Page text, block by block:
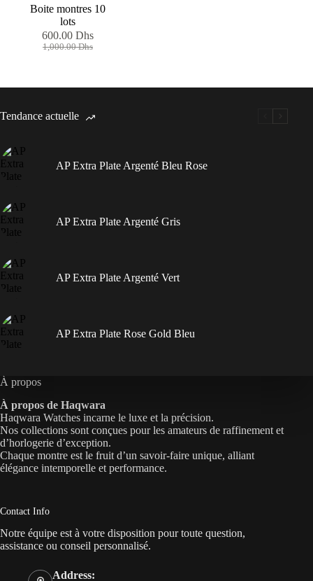
Boite montres 10
lots
1,000.00Dhs
Le
600.00Dhs
Le
Tendance actuelle
AP Extra Plate Argenté Bleu Rose
AP Extra Plate Argenté Gris
AP Extra Plate Argenté Vert
AP Extra Plate Rose Gold Bleu
À propos
À propos de Haqwara
Haqwara Watches incarne le luxe et la précision.
Nos collections sont conçues pour les amateurs de raffinement et
d’horlogerie d’exception.
Chaque montre est le fruit d’un savoir-faire unique, alliant
élégance intemporelle et performance.
Contact Info
Notre équipe est à votre disposition pour toute question,
assistance ou conseil personnalisé.
Address: